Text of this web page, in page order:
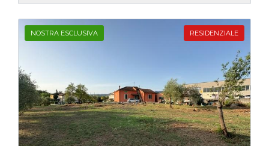
NOSTRA ESCLUSIVA RESIDENZIALE